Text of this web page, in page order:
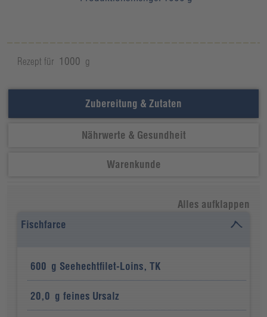
Rezept für 1000 g
Zubereitung & Zutaten
Nährwerte & Gesundheit
Warenkunde
Alles aufklappen
Fischfarce
600 g Seehechtfilet-Loins, TK
20,0 g feines Ursalz